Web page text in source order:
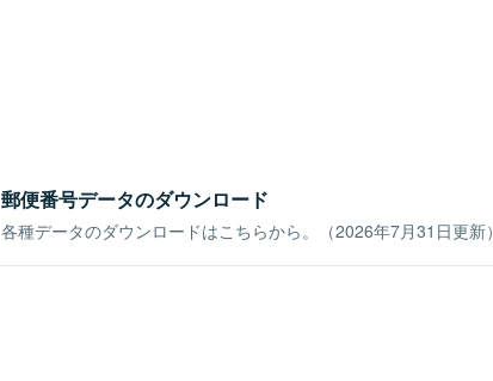
郵便番号データのダウンロード
各種データのダウンロードはこちらから。（2026年7月31日更新）